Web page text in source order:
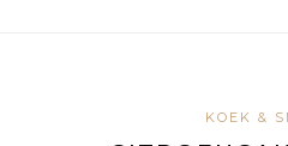
KOEK &